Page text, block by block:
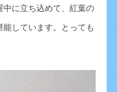
中に立ち込めて、紅葉の
しています。とっても